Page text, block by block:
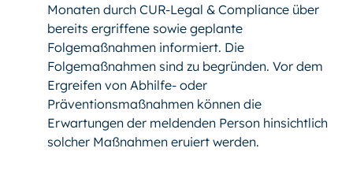
Monaten durch CUR-Legal & Compliance über
bereits ergriffene sowie geplante
Folgemaßnahmen informiert. Die
Folgemaßnahmen sind zu begründen. Vor dem
Ergreifen von Abhilfe- oder
Präventionsmaßnahmen können die
Erwartungen der meldenden Person hinsichtlich
solcher Maßnahmen eruiert werden.